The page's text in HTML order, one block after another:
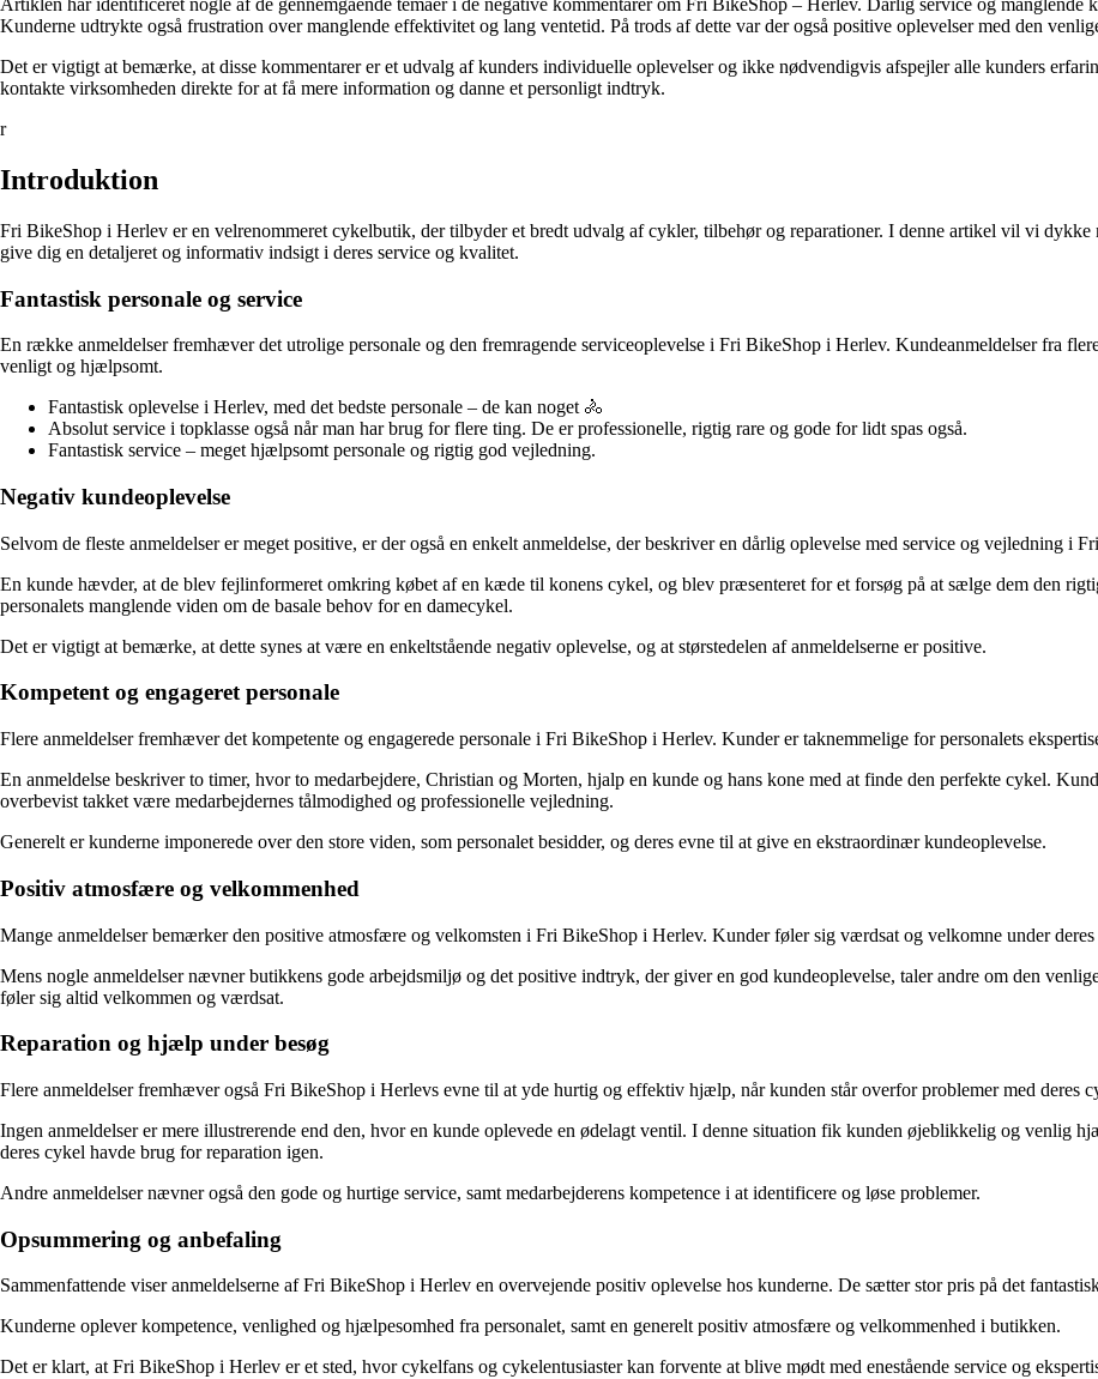
Artiklen har identificeret nogle af de gennemgående temaer i de negative kommentarer om Fri BikeShop – Herlev. Dårlig service og manglende
Kunderne udtrykte også frustration over manglende effektivitet og lang ventetid. På trods af dette var der også positive oplevelser med den
Det er vigtigt at bemærke, at disse kommentarer er et udvalg af kunders individuelle oplevelser og ikke nødvendigvis afspejler alle kunders
kontakte virksomheden direkte for at få mere information og danne et personligt indtryk.
r
Introduktion
Fri BikeShop i Herlev er en velrenommeret cykelbutik, der tilbyder et bredt udvalg af cykler, tilbehør og reparationer. I denne artikel vil vi dykke
give dig en detaljeret og informativ indsigt i deres service og kvalitet.
Fantastisk personale og service
En række anmeldelser fremhæver det utrolige personale og den fremragende serviceoplevelse i Fri BikeShop i Herlev. Kundeanmeldelser fra
venligt og hjælpsomt.
Fantastisk oplevelse i Herlev, med det bedste personale – de kan noget 🚴
Absolut service i topklasse også når man har brug for flere ting. De er professionelle, rigtig rare og gode for lidt spas også.
Fantastisk service – meget hjælpsomt personale og rigtig god vejledning.
Negativ kundeoplevelse
Selvom de fleste anmeldelser er meget positive, er der også en enkelt anmeldelse, der beskriver en dårlig oplevelse med service og vejledning i
En kunde hævder, at de blev fejlinformeret omkring købet af en kæde til konens cykel, og blev præsenteret for et forsøg på at sælge dem den
personalets manglende viden om de basale behov for en damecykel.
Det er vigtigt at bemærke, at dette synes at være en enkeltstående negativ oplevelse, og at størstedelen af anmeldelserne er positive.
Kompetent og engageret personale
Flere anmeldelser fremhæver det kompetente og engagerede personale i Fri BikeShop i Herlev. Kunder er taknemmelige for personalets
En anmeldelse beskriver to timer, hvor to medarbejdere, Christian og Morten, hjalp en kunde og hans kone med at finde den perfekte cykel.
overbevist takket være medarbejdernes tålmodighed og professionelle vejledning.
Generelt er kunderne imponerede over den store viden, som personalet besidder, og deres evne til at give en ekstraordinær kundeoplevelse.
Positiv atmosfære og velkommenhed
Mange anmeldelser bemærker den positive atmosfære og velkomsten i Fri BikeShop i Herlev. Kunder føler sig værdsat og velkomne under deres
Mens nogle anmeldelser nævner butikkens gode arbejdsmiljø og det positive indtryk, der giver en god kundeoplevelse, taler andre om den
føler sig altid velkommen og værdsat.
Reparation og hjælp under besøg
Flere anmeldelser fremhæver også Fri BikeShop i Herlevs evne til at yde hurtig og effektiv hjælp, når kunden står overfor problemer med deres
Ingen anmeldelser er mere illustrerende end den, hvor en kunde oplevede en ødelagt ventil. I denne situation fik kunden øjeblikkelig og venlig
deres cykel havde brug for reparation igen.
Andre anmeldelser nævner også den gode og hurtige service, samt medarbejderens kompetence i at identificere og løse problemer.
Opsummering og anbefaling
Sammenfattende viser anmeldelserne af Fri BikeShop i Herlev en overvejende positiv oplevelse hos kunderne. De sætter stor pris på det
Kunderne oplever kompetence, venlighed og hjælpesomhed fra personalet, samt en generelt positiv atmosfære og velkommenhed i butikken.
Det er klart, at Fri BikeShop i Herlev er et sted, hvor cykelfans og cykelentusiaster kan forvente at blive mødt med enestående service og